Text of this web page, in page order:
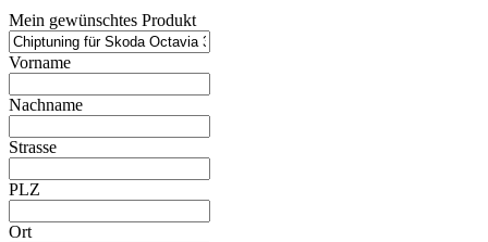
Mein gewünschtes Produkt
Vorname
Nachname
Strasse
PLZ
Ort